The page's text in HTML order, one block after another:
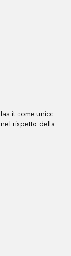
come unico
rispetto della